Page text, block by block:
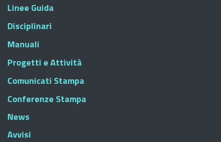
Linee Guida
Disciplinari
Manuali
Progetti e Attività
Comunicati Stampa
Conferenze Stampa
News
Avvisi